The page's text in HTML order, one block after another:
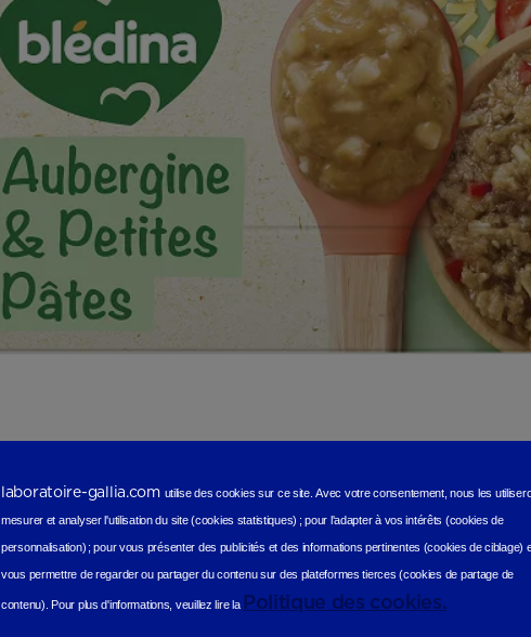
laboratoire-gallia.com utilise des cookies sur ce site.Avec votre consentement, nous les
mesurer et analyser l'utilisation du site (cookies statistiques) ;pour l'adapter à vos intérêts (cookies de
personnalisation) ;pour vous présenter des publicités et des informations pertinentes (cookies de ciblage)
vous permettre de regarder ou partager du contenu sur des plateformes tierces (cookies de partage de
contenu). Pour plus d'informations, veuillez lire la Politique des cookies.